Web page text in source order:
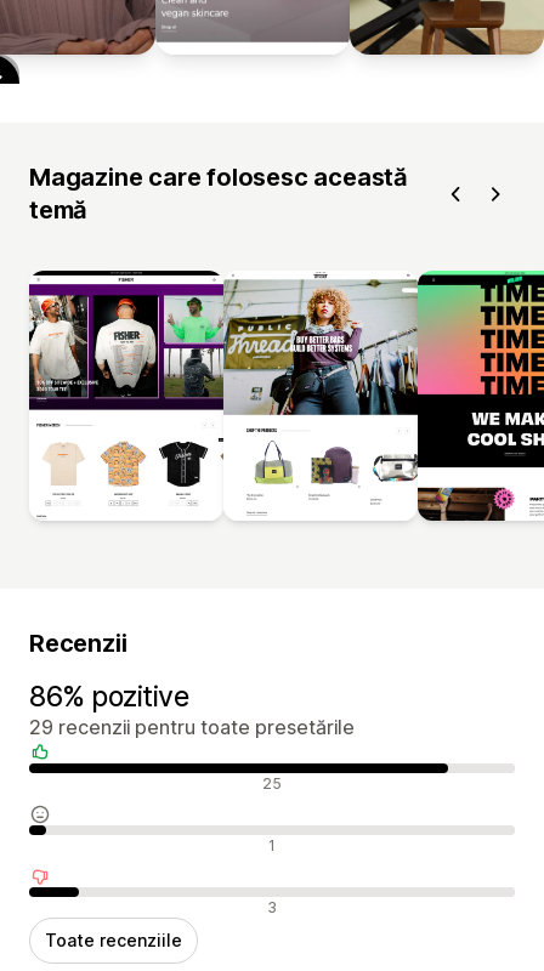
Magazine care folosesc această
temă
Recenzii
86% pozitive
29 recenzii pentru toate presetările
Recenzii pozitive 25
Recenzii neutre 1
Recenzii negative 3
Toate recenziile